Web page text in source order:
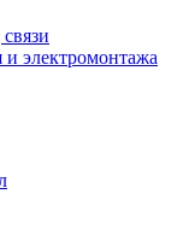
и электромонтажа